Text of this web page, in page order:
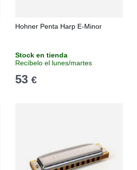
Hohner Penta Harp E-Minor
Stock en tienda
Recíbelo el lunes/martes
53 €